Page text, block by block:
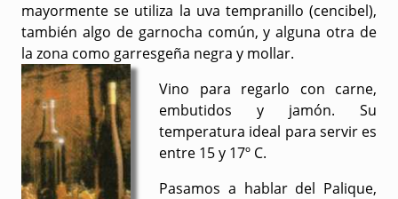
mayormente se utiliza la uva tempranillo (cencibel),
también algo de garnocha común, y alguna otra de
la zona como garresgeña negra y mollar.
Vino para regarlo con carne,
embutidos y jamón. Su
temperatura ideal para servir es
entre 15 y 17º C.
Pasamos a hablar del Palique,